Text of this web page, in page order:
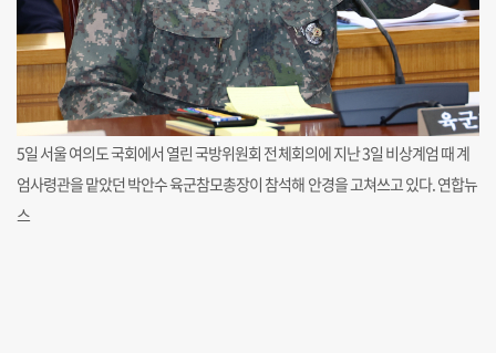
5일 서울 여의도 국회에서 열린 국방위원회 전체회의에 지난 3일 비상계엄 때 계
엄사령관을 맡았던 박안수 육군참모총장이 참석해 안경을 고쳐쓰고 있다. 연합뉴
스